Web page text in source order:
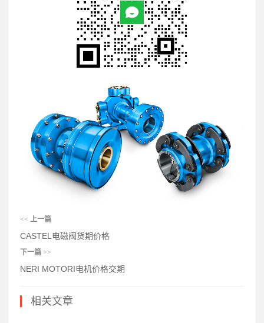
<< 上一篇
CASTEL电磁阀货期价格
下一篇 >>
NERI MOTORI电机价格交期
相关文章